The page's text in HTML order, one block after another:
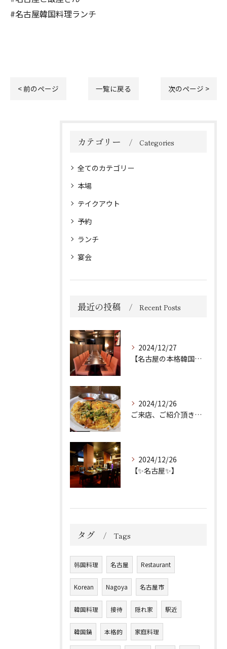
#名古屋韓国料理ランチ
< 前のページ 一覧に戻る 次のページ >
カテゴリー Categories
全てのカテゴリー
本場
テイクアウト
予約
ランチ
宴会
最近の投稿 Recent Posts
2024/12/27
【名古屋の本格韓国料理店🔥】
2024/12/26
ご来店、ご紹介頂き誠にありがとうございます！
2024/12/26
【✨名古屋✨】
タグ Tags
韩国料理 名古屋 Restaurant
Korean Nagoya 名古屋市
韓国料理 接待 隠れ家 駅近
韓国鍋 本格的 家庭料理